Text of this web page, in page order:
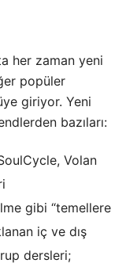
her zaman yeni
popüler
giriyor. Yeni
bazıları:
Volan
gibi “temellere
iç ve dış
dersleri;